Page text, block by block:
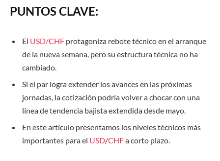
PUNTOS CLAVE:
El USD/CHF protagoniza rebote técnico en el arranque
de la nueva semana, pero su estructura técnica no ha
cambiado.
Si el par logra extender los avances en las próximas
jornadas, la cotización podría volver a chocar con una
línea de tendencia bajista extendida desde mayo.
En este artículo presentamos los niveles técnicos más
importantes para el USD/CHFa corto plazo.